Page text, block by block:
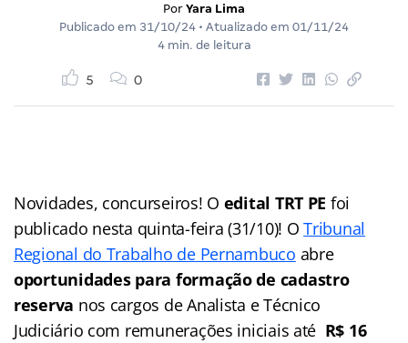
Por Yara Lima
Publicado em 31/10/24 • Atualizado em 01/11/24
4 min. de leitura
5 0
Novidades, concurseiros! O edital TRT PE foi
publicado nesta quinta-feira (31/10)! OTribunal
Regional do Trabalho de Pernambuco abre
oportunidades para formação de cadastro
reserva nos cargos de Analista e Técnico
Judiciário com remunerações iniciais até R$ 16